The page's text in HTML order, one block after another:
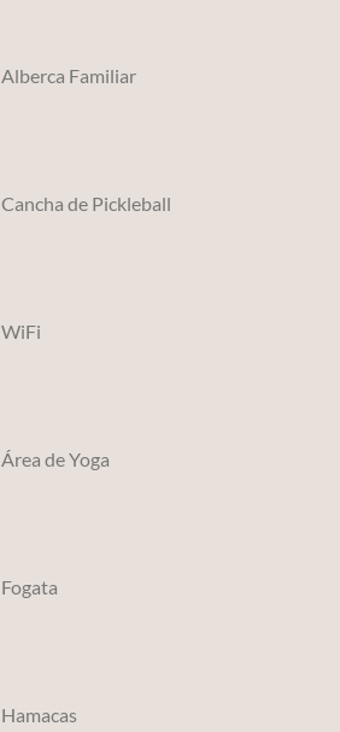
Alberca Familiar
Cancha de Pickleball
WiFi
Área de Yoga
Fogata
Hamacas